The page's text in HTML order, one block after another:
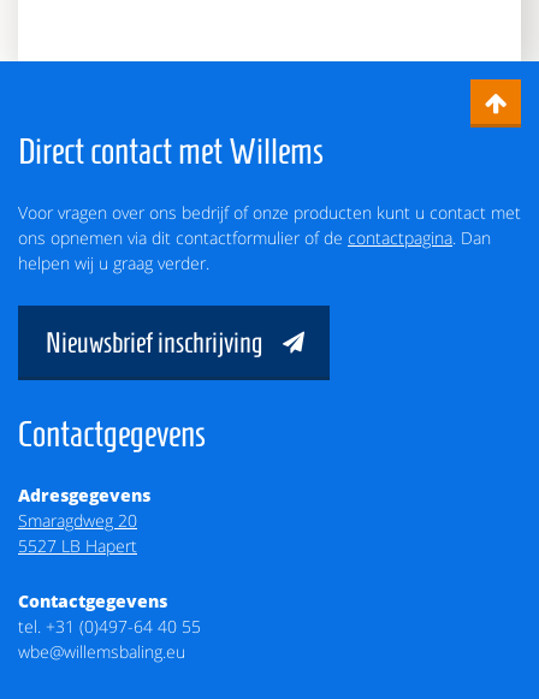
Direct contact met Willems
Voor vragen over ons bedrijf of onze producten kunt u contact met
ons opnemen via dit contactformulier of de contactpagina. Dan
helpen wij u graag verder.
Nieuwsbrief inschrijving
Contactgegevens
Adresgegevens
Smaragdweg 20
5527 LB Hapert
Contactgegevens
tel. +31 (0)497-64 40 55
wbe@willemsbaling.eu